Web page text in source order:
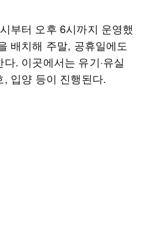
부터 오후 6시까지 운영했
배치해 주말, 공휴일에도
. 이곳에서는 유기·유실
, 입양 등이 진행된다.